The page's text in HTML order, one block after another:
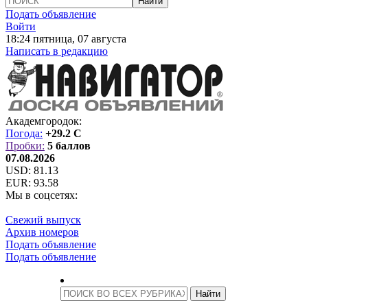
Подать объявление
Войти
18:24 пятница, 07 августа
Написать в редакцию
Академгородок:
Погода: +29.2 C
Пробки: 5 баллов
07.08.2026
USD: 81.13
EUR: 93.58
Мы в соцсетях:
Свежий выпуск
Архив номеров
Подать объявление
Подать объявление